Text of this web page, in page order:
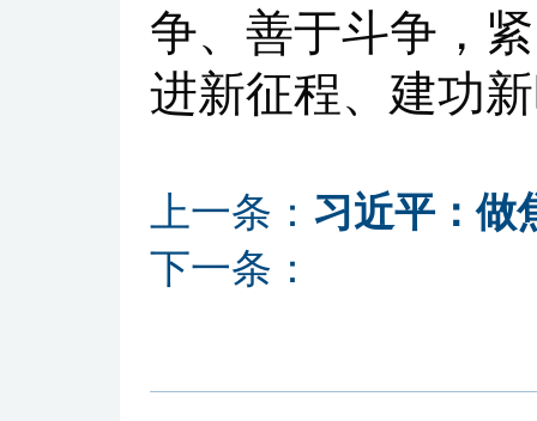
争、善于斗争，
进新征程、建功
上一条： 习近平：做
下一条：